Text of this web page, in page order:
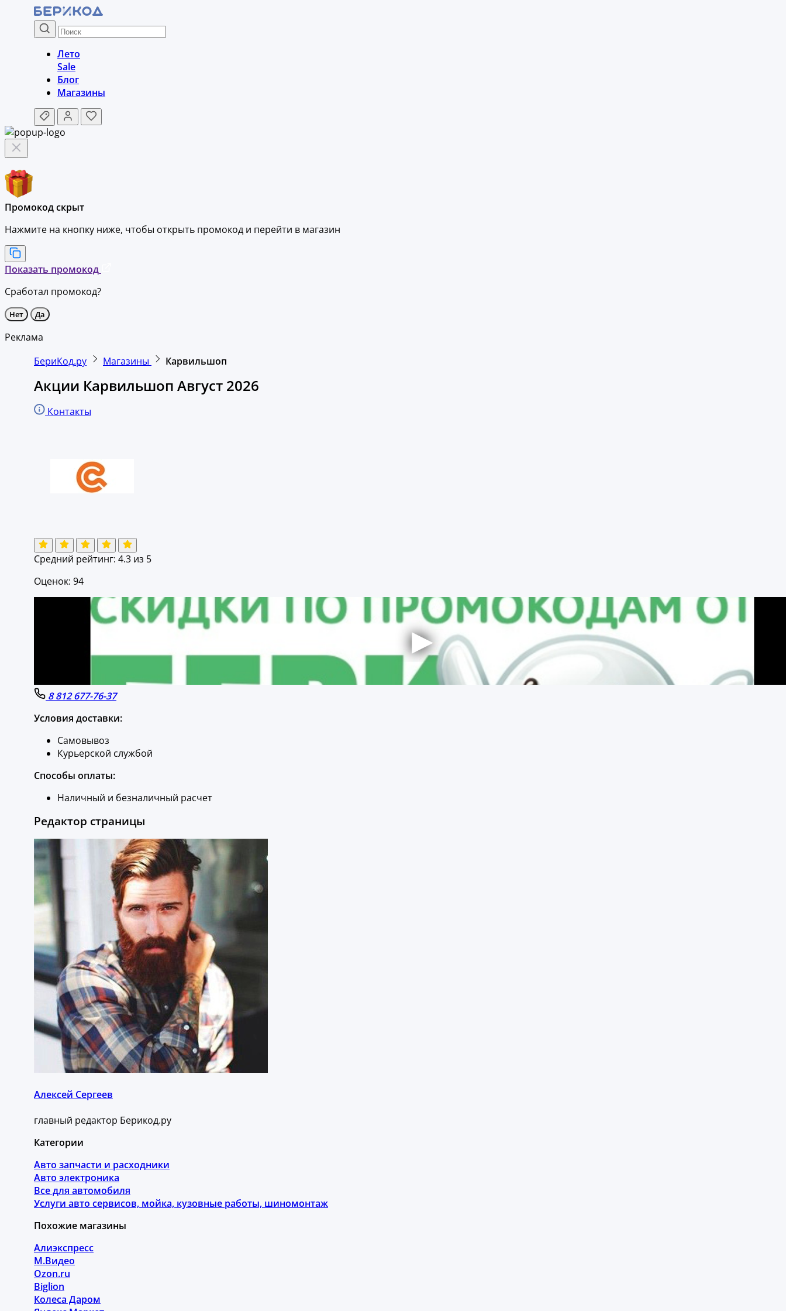
Лето
Sale
Блог
Магазины
Промокод скрыт
Нажмите на кнопку ниже, чтобы открыть промокод и перейти в магазин
Показать промокод
Сработал промокод?
Нет Да
Реклама
БериКод.ру
Магазины Карвильшоп
Акции Карвильшоп Август 2026
Контакты
Средний рейтинг: 4.3 из 5
Оценок: 94
8 812 677-76-37
Условия доставки:
Самовывоз
Курьерской службой
Способы оплаты:
Наличный и безналичный расчет
Редактор страницы
Алексей Сергеев
главный редактор Берикод.ру
Категории
Авто запчасти и расходники
Авто электроника
Все для автомобиля
Услуги авто сервисов, мойка, кузовные работы, шиномонтаж
Похожие магазины
Алиэкспресс
М.Видео
Ozon.ru
Biglion
Колеса Даром